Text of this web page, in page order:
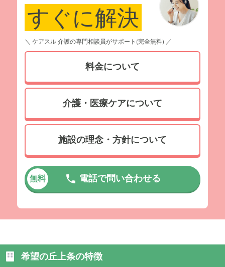
すぐに解決
＼ ケアスル 介護の専門相談員がサポート(完全無料) ／
料金について
介護・医療ケアについて
施設の理念・方針について
無料 電話で問い合わせる
希望の丘上条の特徴